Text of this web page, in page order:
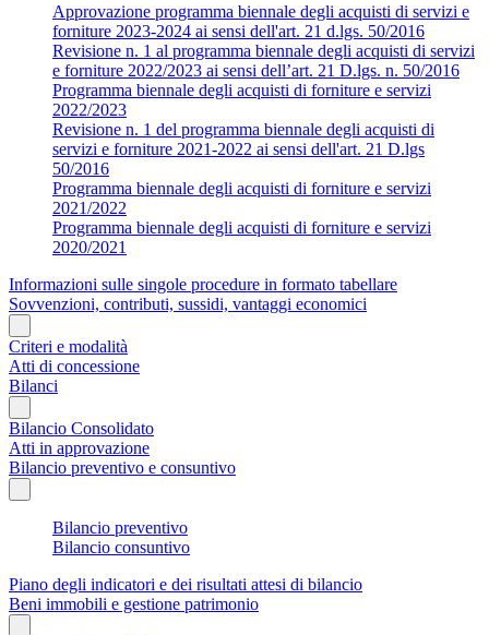
Approvazione programma biennale degli acquisti di servizi e
forniture 2023-2024 ai sensi dell'art. 21 d.lgs. 50/2016
Revisione n. 1 al programma biennale degli acquisti di servizi
e forniture 2022/2023 ai sensi dell’art. 21 D.lgs. n. 50/2016
Programma biennale degli acquisti di forniture e servizi
2022/2023
Revisione n. 1 del programma biennale degli acquisti di
servizi e forniture 2021-2022 ai sensi dell'art. 21 D.lgs
50/2016
Programma biennale degli acquisti di forniture e servizi
2021/2022
Programma biennale degli acquisti di forniture e servizi
2020/2021
Informazioni sulle singole procedure in formato tabellare
Sovvenzioni, contributi, sussidi, vantaggi economici
Criteri e modalità
Atti di concessione
Bilanci
Bilancio Consolidato
Atti in approvazione
Bilancio preventivo e consuntivo
Bilancio preventivo
Bilancio consuntivo
Piano degli indicatori e dei risultati attesi di bilancio
Beni immobili e gestione patrimonio